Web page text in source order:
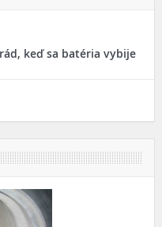
keď sa batéria vybije